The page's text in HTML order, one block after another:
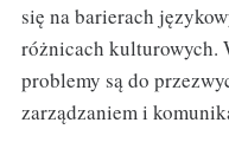
się na barierach
różnicach kulturowych.
problemy są do
zarządzaniem i